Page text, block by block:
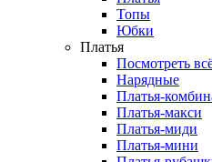
Топы
Юбки
Платья
Посмотреть
Нарядные
Платья-
Платья-макси
Платья-миди
Платья-мини